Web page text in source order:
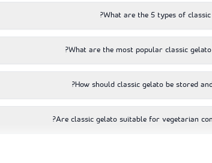
What are the 5 types of classic
What are the most popular classic gelato
How should classic gelato be stored
Are classic gelato suitable for vegetarian